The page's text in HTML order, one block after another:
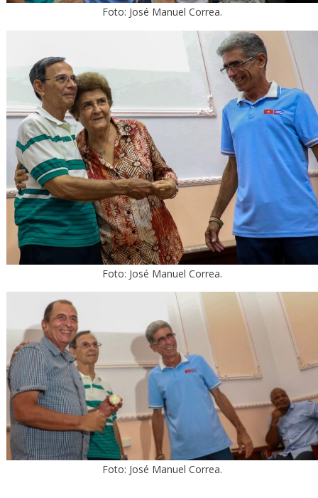
Foto: José Manuel Correa.
Foto: José Manuel Correa.
Foto: José Manuel Correa.